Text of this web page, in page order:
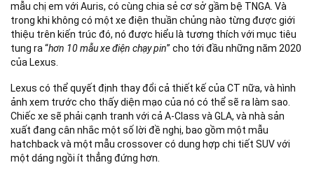
mẫu chị em với Auris, có cùng chia sẻ cơ sở gầm bệ TNGA. Và
trong khi không có một xe điện thuần chủng nào từng được giới
thiệu trên kiến trúc đó, nó được hiểu là tương thích với mục tiêu
tung ra “hơn 10 mẫu xe điện chạy pin” cho tới đầu những năm 2020
của Lexus.
Lexus có thể quyết định thay đổi cả thiết kế của CT nữa, và hình
ảnh xem trước cho thấy diện mạo của nó có thể sẽ ra làm sao.
Chiếc xe sẽ phải cạnh tranh với cả A-Class và GLA, và nhà sản
xuất đang cân nhắc một số lời đề nghị, bao gồm một mẫu
hatchback và một mẫu crossover có dung hợp chi tiết SUV với
một dáng ngồi ít thẳng đứng hơn.